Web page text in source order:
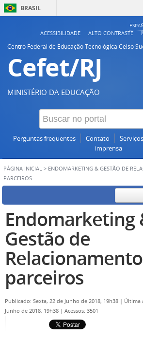
BRASIL
ACESSIBILIDADE ALTO CONTRASTE
Centro Federal de Educação Tecnológica Celso
Cefet/RJ
MINISTÉRIO DA EDUCAÇÃO
Perguntas frequentes Contato
imprensa
PÁGINA INICIAL > ENDOMARKETING & GESTÃO DE
PARCEIROS
Endomarketing
Gestão de
parceiros
Publicado: Sexta, 22 de Junho de 2018, 19h38 | Última
Junho de 2018, 19h38 | Acessos: 3501